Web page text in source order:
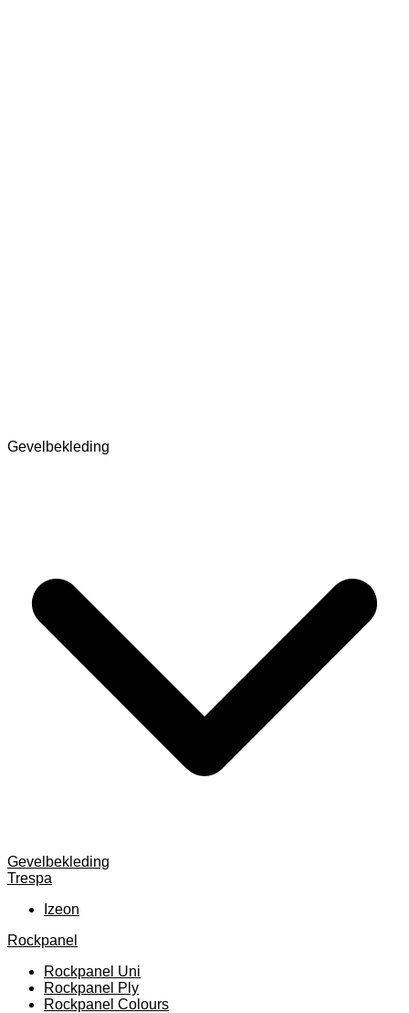
Gevelbekleding
Gevelbekleding
Trespa
Izeon
Rockpanel
Rockpanel Uni
Rockpanel Ply
Rockpanel Colours